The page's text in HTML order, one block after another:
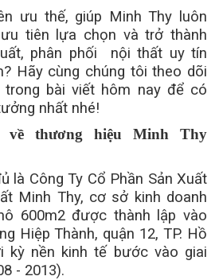
ưu thế, giúp Minh Thy luôn
tiên lựa chọn và trở thành
phân phối nội thất uy tín
Hãy cùng chúng tôi theo dõi
trong bài viết hôm nay để có
nhất nhé!
về thương hiệu Minh Thy
là Công Ty Cổ Phần Sản Xuất
Minh Thy, cơ sở kinh doanh
600m2 được thành lập vào
Hiệp Thành, quận 12, TP. Hồ
kỳ nền kinh tế bước vào giai
- 2013).